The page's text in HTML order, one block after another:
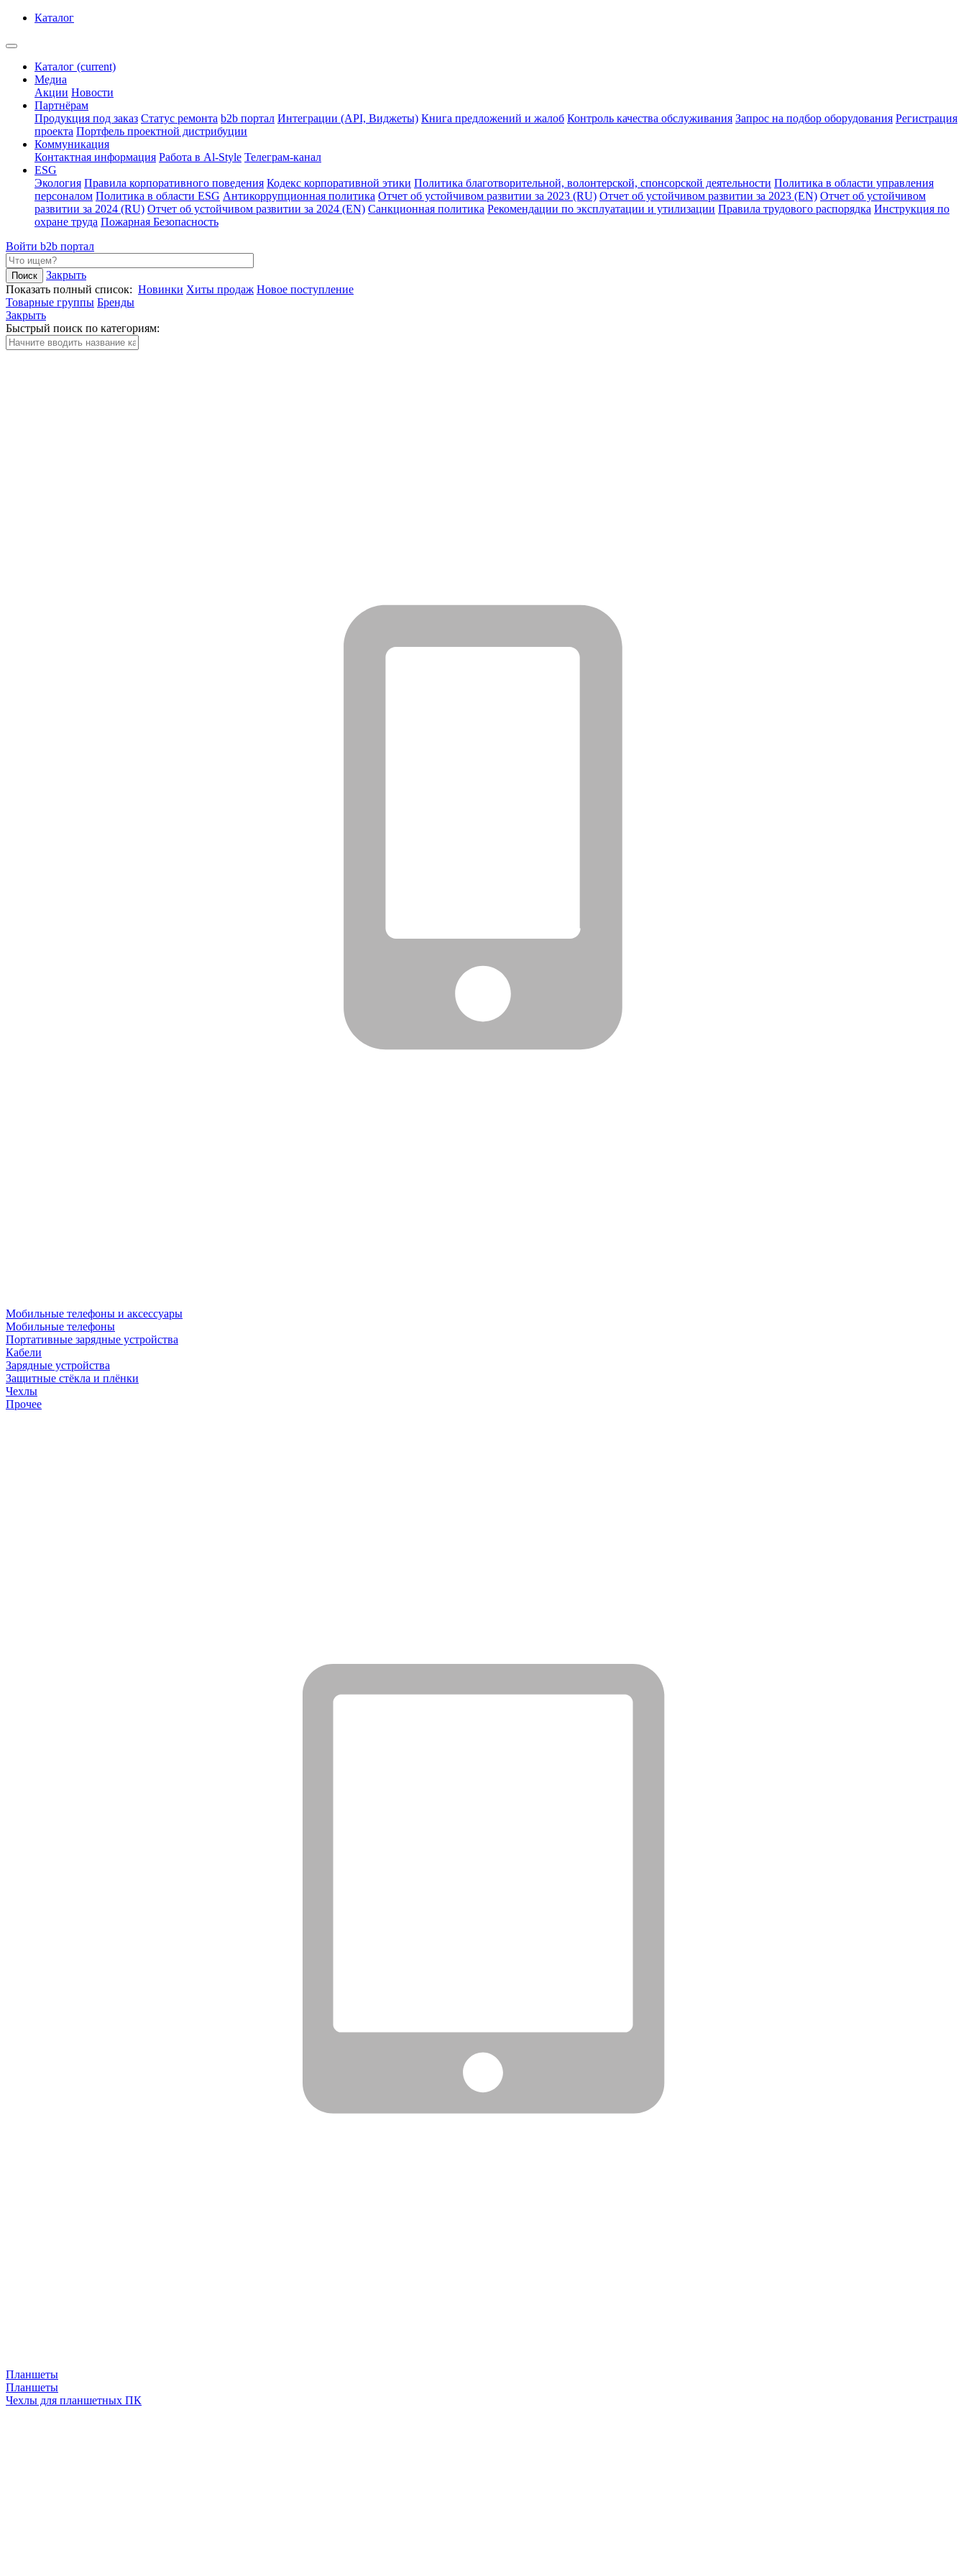
Каталог
Каталог (current)
Медиа
Акции Новости
Партнёрам
Продукция под заказ Статус ремонта b2b портал Интеграции (API, Виджеты) Книга предложений и жалоб Контроль качества обслуживания Запрос на подбор оборудования Регистрация
проекта Портфель проектной дистрибуции
Коммуникация
Контактная информация Работа в Al-Style Телеграм-канал
ESG
Экология Правила корпоративного поведения Кодекс корпоративной этики Политика благотворительной, волонтерской, спонсорской деятельности Политика в области управления
персоналом Политика в области ESG Антикоррупционная политика Отчет об устойчивом развитии за 2023 (RU) Отчет об устойчивом развитии за 2023 (EN) Отчет об устойчивом
развитии за 2024 (RU) Отчет об устойчивом развитии за 2024 (EN) Санкционная политика Рекомендации по эксплуатации и утилизации Правила трудового распорядка Инструкция по
охране труда Пожарная Безопасность
Войти b2b портал
Закрыть
Показать полный список: Новинки Хиты продаж Новое поступление
Товарные группы Бренды
Закрыть
Быстрый поиск по категориям:
Мобильные телефоны и аксессуары
Мобильные телефоны
Портативные зарядные устройства
Кабели
Зарядные устройства
Защитные стёкла и плёнки
Чехлы
Прочее
Планшеты
Планшеты
Чехлы для планшетных ПК